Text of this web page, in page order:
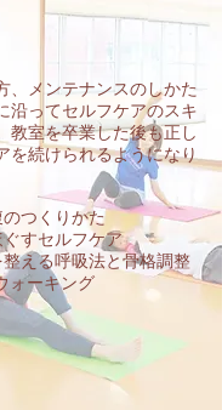
、メンテナンスのしかた
沿ってセルフケアのスキ
教室を卒業した後も正し
を続けられるようになり
つくりかた
すセルフケア
える呼吸法と骨格調整
ォーキング